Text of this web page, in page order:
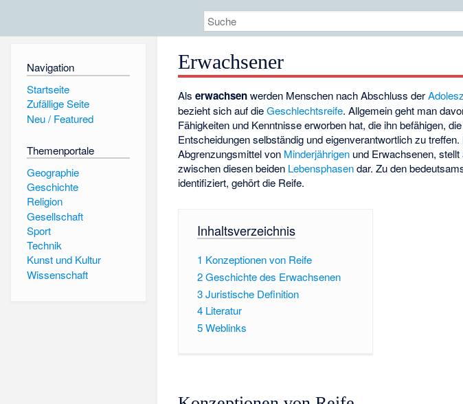
Navigation
Startseite
Zufällige Seite
Neu / Featured
Themenportale
Geographie
Geschichte
Religion
Gesellschaft
Sport
Technik
Kunst und Kultur
Wissenschaft
Erwachsener
Alserwachsenwerden Menschen nach Abschluss der
bezieht sich auf dieGeschlechtsreife. Allgemein geht man
Fähigkeiten und Kenntnisse erworben hat, die ihn befähigen,
Entscheidungen selbständig und eigenverantwortlich zu
Abgrenzungsmittel von Minderjährigen und Erwachsenen,
zwischen diesen beiden Lebensphasendar. Zu den
identifiziert, gehört die Reife.
Inhaltsverzeichnis
1 Konzeptionen von Reife
2Geschichte des Erwachsenen
3Juristische Definition
4 Literatur
5Weblinks